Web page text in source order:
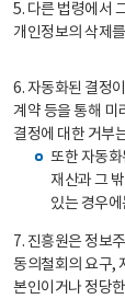
5. 다른 법령에서
개인정보의 삭제
6. 자동화된 결정
계약 등을 통해 미
결정에 대한 거부
또한 자동화
재산과 그
있는 경우
7. 진흥원은 정보
동의철회의 요구,
본인이거나 정당